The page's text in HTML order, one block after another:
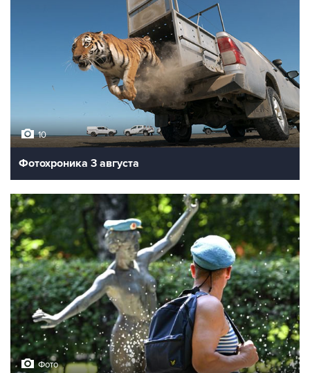
10
Фотохроника 3 августа
Фото